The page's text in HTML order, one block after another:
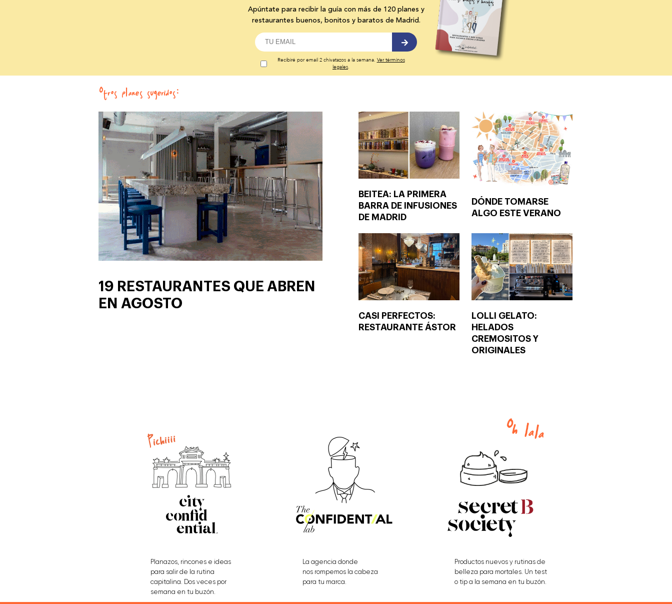
Apúntate para recibir la guía con más de 120 planes y
restaurantes buenos, bonitos y baratos de Madrid.
Recibiré por email 2 chivatazos a la semana. Ver términos
legales.
Otros planes sugeridos:
19 RESTAURANTES QUE ABREN
EN AGOSTO
BEITEA: LA PRIMERA
BARRA DE INFUSIONES
DE MADRID
DÓNDE TOMARSE
ALGO ESTE VERANO
CASI PERFECTOS:
RESTAURANTE ÁSTOR
LOLLI GELATO:
HELADOS
CREMOSITOS Y
ORIGINALES
Planazos, rincones e ideas
para salir de la rutina
capitalina. Dos veces por
semana en tu buzón.
La agencia donde
nos rompemos la cabeza
para tu marca.
Productos nuevos y rutinas de
belleza para mortales. Un test
o tip a la semana en tu buzón.